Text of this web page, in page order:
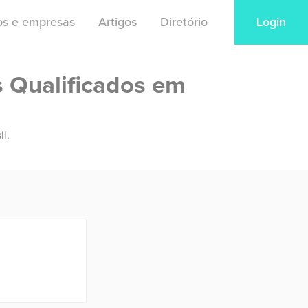
e empresas Artigos Diretório Login
Qualificados em